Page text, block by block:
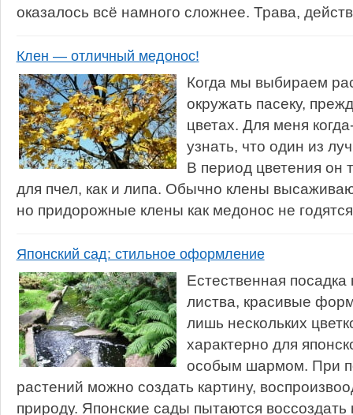
оказалось всё намного сложнее. Трава,
Клен — отличный медонос!
Когда мы выбираем
окружать пасеку,
цветах. Для меня
узнать, что один из
В период цветения он
для пчел, как и липа. Обычно клены
но придорожные клены как медонос не
Японский сад: стильное оформление
Естественная посадка
листва, красивые
лишь нескольких
характерно для
особым шармом. При
растений можно создать картину,
природу. Японские сады пытаются воссоздать